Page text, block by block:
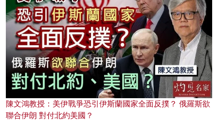
陳文鴻教授：美伊戰爭恐引伊斯蘭國家全面反撲？ 俄羅斯欲
聯合伊朗 對付北約美國？